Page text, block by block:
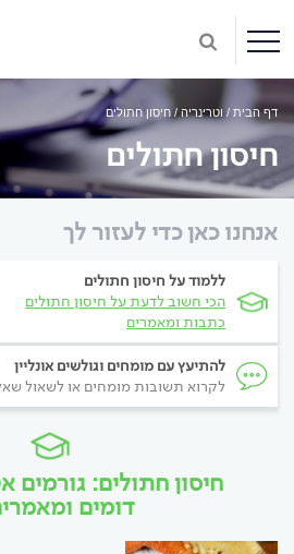
דף הבית וטרינריה חיסון חתולים
חיסון חתולים
אנחנו כאן כדי לעזור לך
ללמוד על חיסון חתולים
הכי חשוב לדעת על חיסון חתולים
כתבות ומאמרים
להתיעץ עם מומחים וגולשים אונליין
לקרוא תשובות מומחים או לשאול
חיסון חתולים: גורמים
דומים